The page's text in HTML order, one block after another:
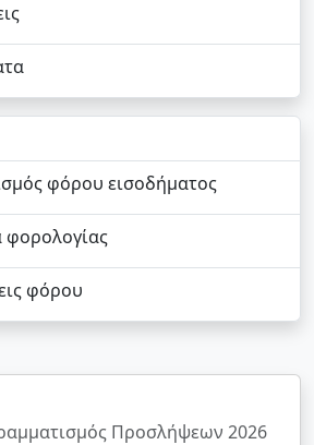
φόρου εισοδήματος
φορολογίας
φόρου
Προσλήψεων 2026